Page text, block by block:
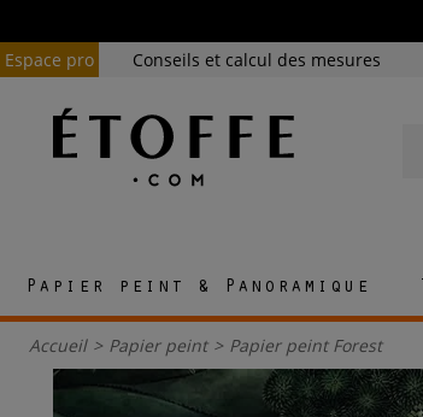
Espace pro
Conseils et calcul des mesures
Papier peint & Panoramique
Accueil > Papier peint > Papier peint Forest